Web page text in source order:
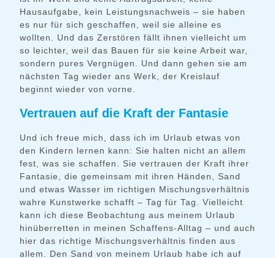
Hausaufgabe, kein Leistungsnachweis – sie haben
es nur für sich geschaffen, weil sie alleine es
wollten. Und das Zerstören fällt ihnen vielleicht um
so leichter, weil das Bauen für sie keine Arbeit war,
sondern pures Vergnügen. Und dann gehen sie am
nächsten Tag wieder ans Werk, der Kreislauf
beginnt wieder von vorne.
Vertrauen auf die Kraft der Fantasie
Und ich freue mich, dass ich im Urlaub etwas von
den Kindern lernen kann: Sie halten nicht an allem
fest, was sie schaffen. Sie vertrauen der Kraft ihrer
Fantasie, die gemeinsam mit ihren Händen, Sand
und etwas Wasser im richtigen Mischungsverhältnis
wahre Kunstwerke schafft – Tag für Tag. Vielleicht
kann ich diese Beobachtung aus meinem Urlaub
hinüberretten in meinen Schaffens-Alltag – und auch
hier das richtige Mischungsverhältnis finden aus
allem. Den Sand von meinem Urlaub habe ich auf